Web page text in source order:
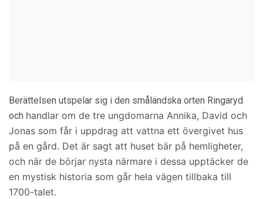
Berättelsen utspelar sig i den småländska orten Ringaryd
och handlar om de tre ungdomarna Annika, David och
Jonas som får i uppdrag att vattna ett övergivet hus
på en gård. Det är sagt att huset bär på hemligheter,
och när de börjar nysta närmare i dessa upptäcker de
en mystisk historia som går hela vägen tillbaka till
1700-talet.